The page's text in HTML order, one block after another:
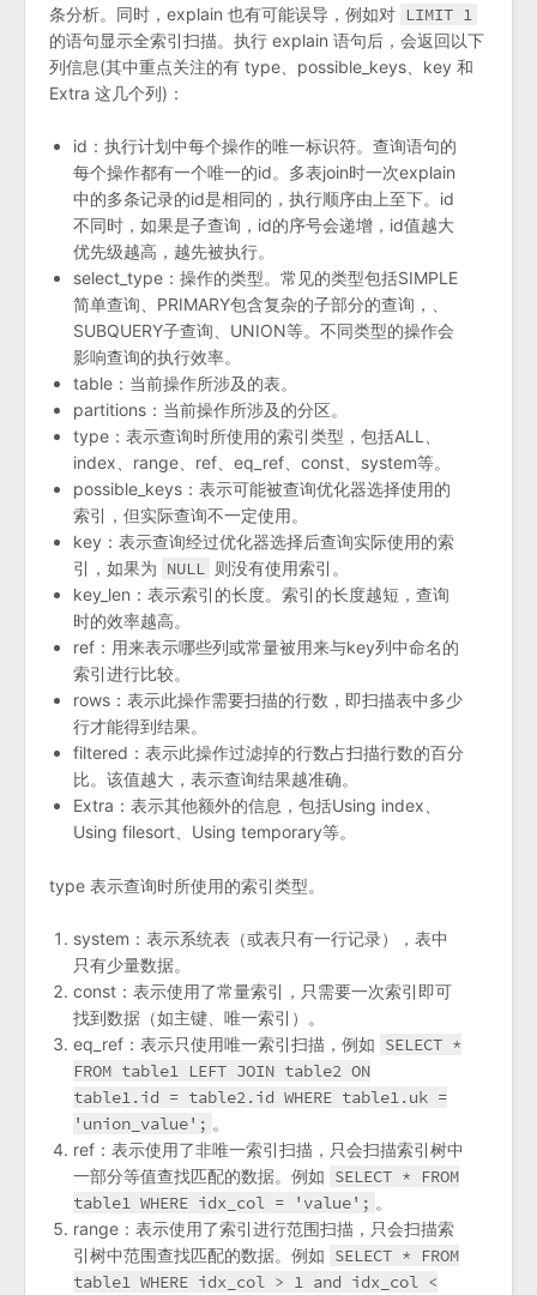
条分析。同时，explain 也有可能误导，例如对 LIMIT 1
的语句显示全索引扫描。执行 explain 语句后，会返回以下
列信息(其中重点关注的有 type、possible_keys、key 和
Extra 这几个列)：
id：执行计划中每个操作的唯一标识符。查询语句的
每个操作都有一个唯一的id。多表join时一次explain
中的多条记录的id是相同的，执行顺序由上至下。id
不同时，如果是子查询，id的序号会递增，id值越大
优先级越高，越先被执行。
select_type：操作的类型。常见的类型包括SIMPLE
简单查询、PRIMARY包含复杂的子部分的查询，、
SUBQUERY子查询、UNION等。不同类型的操作会
影响查询的执行效率。
table：当前操作所涉及的表。
partitions：当前操作所涉及的分区。
type：表示查询时所使用的索引类型，包括ALL、
index、range、ref、eq_ref、const、system等。
possible_keys：表示可能被查询优化器选择使用的
索引，但实际查询不一定使用。
key：表示查询经过优化器选择后查询实际使用的索
引，如果为 NULL 则没有使用索引。
key_len：表示索引的长度。索引的长度越短，查询
时的效率越高。
ref：用来表示哪些列或常量被用来与key列中命名的
索引进行比较。
rows：表示此操作需要扫描的行数，即扫描表中多少
行才能得到结果。
filtered：表示此操作过滤掉的行数占扫描行数的百分
比。该值越大，表示查询结果越准确。
Extra：表示其他额外的信息，包括Using index、
Using filesort、Using temporary等。
type 表示查询时所使用的索引类型。
system：表示系统表（或表只有一行记录），表中
只有少量数据。
const：表示使用了常量索引，只需要一次索引即可
找到数据（如主键、唯一索引）。
eq_ref：表示只使用唯一索引扫描，例如 SELECT *
FROM table1 LEFT JOIN table2 ON
table1.id = table2.id WHERE table1.uk =
'union_value'; 。
ref：表示使用了非唯一索引扫描，只会扫描索引树中
一部分等值查找匹配的数据。例如 SELECT * FROM
table1 WHERE idx_col = 'value'; 。
range：表示使用了索引进行范围扫描，只会扫描索
引树中范围查找匹配的数据。例如 SELECT * FROM
table1 WHERE idx_col > 1 and idx_col <